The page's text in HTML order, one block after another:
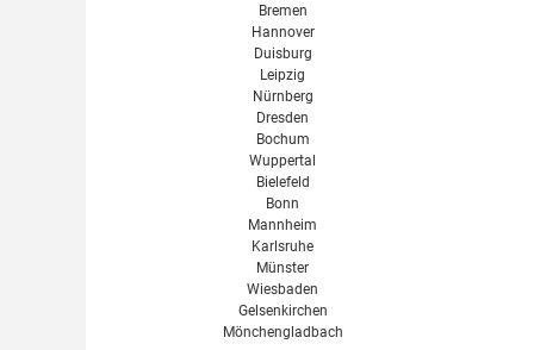
Bremen
Hannover
Duisburg
Leipzig
Nürnberg
Dresden
Bochum
Wuppertal
Bielefeld
Bonn
Mannheim
Karlsruhe
Münster
Wiesbaden
Gelsenkirchen
Mönchengladbach